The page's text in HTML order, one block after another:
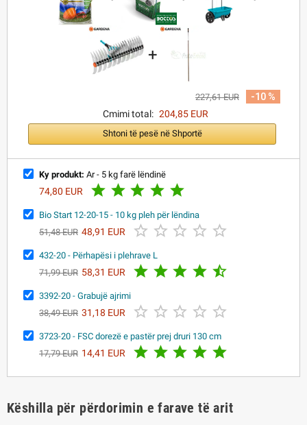
+
227,61 EUR
-10 %
Cmimi total: 204,85 EUR
Shtoni të pesë në Shportë
Ky produkt: Ar - 5 kg farë lëndinë
74,80 EUR     
Bio Start 12-20-15 - 10 kg pleh për lëndina
51,48 EUR 48,91 EUR     
432-20 - Përhapësi i plehrave L
71,99 EUR 58,31 EUR     
3392-20 - Grabujë ajrimi
38,49 EUR 31,18 EUR     
3723-20 - FSC dorezë e pastër prej druri 130 cm
17,79 EUR 14,41 EUR     
Këshilla për përdorimin e farave të arit